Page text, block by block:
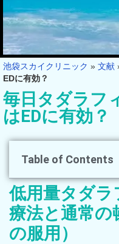
池袋スカイクリニック » 文献
EDに有効？
毎日タダラフ
はEDに有効？
Table of Contents
低用量タダラ
療法と通常の
の服用）